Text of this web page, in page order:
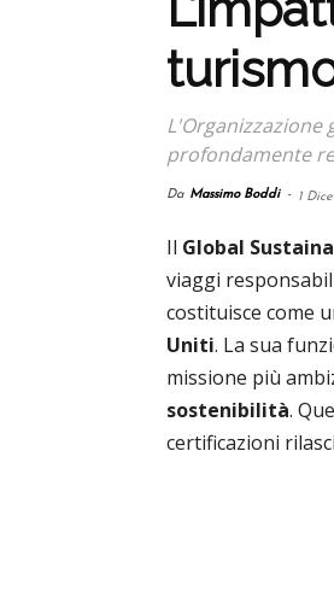
L'Organizzazione
profondamente
Da Massimo Boddi - 1
Il Global
viaggi
costituisce come
Uniti. La sua
missione più
sostenibilità.
certificazioni